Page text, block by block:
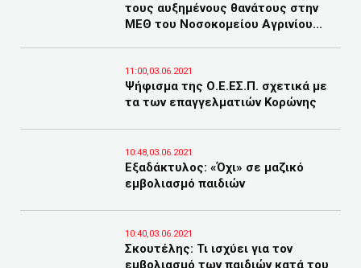
τους αυξημένους θανάτους στην
ΜΕΘ του Νοσοκομείου Αγρινίου...
11:00,03.06.2021
Ψήφισμα της Ο.Ε.ΕΣ.Π. σχετικά με
τα των επαγγελματιών Κορώνης
10:48,03.06.2021
Εξαδάκτυλος: «Όχι» σε μαζικό
εμβολιασμό παιδιών
10:40,03.06.2021
Σκουτέλης: Τι ισχύει για τον
εμβολιασμό των παιδιών κατά του